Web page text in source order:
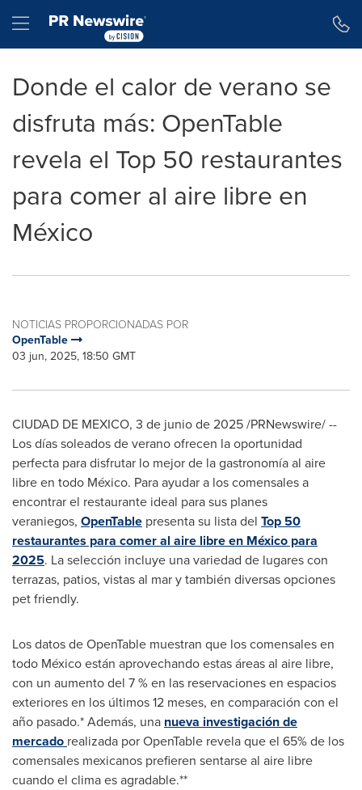
Hamburger menu
Donde el calor de verano se
disfruta más: OpenTable
revela el Top 50 restaurantes
para comer al aire libre en
México
NOTICIAS PROPORCIONADAS POR
OpenTable
03 jun, 2025, 18:50 GMT
CIUDAD DE MEXICO, 3 de junio de 2025/PRNewswire/ --
Los días soleados de verano ofrecen la oportunidad
perfecta para disfrutar lo mejor de la gastronomía al aire
libre en todo México. Para ayudar a los comensales a
encontrar el restaurante ideal para sus planes
veraniegos, OpenTable presenta su lista del Top 50
restaurantes para comer al aire libre en México para
2025. La selección incluye una variedad de lugares con
terrazas, patios, vistas al mar y también diversas opciones
pet friendly.
Los datos de OpenTable muestran que los comensales en
todo México están aprovechando estas áreas al aire libre,
con un aumento del 7 % en las reservaciones en espacios
exteriores en los últimos 12 meses, en comparación con el
año pasado.* Además, una nueva investigación de
mercado realizada por OpenTable revela que el 65% de los
comensales mexicanos prefieren sentarse al aire libre
cuando el clima es agradable.**